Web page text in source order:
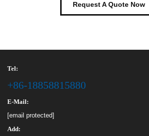
Request A Quote Now
Tel:
+86-18858815880
E-Mail:
[email protected]
Add: